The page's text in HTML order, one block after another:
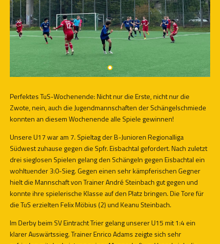
Perfektes TuS-Wochenende: Nicht nur die Erste, nicht nur die
Zwote, nein, auch die Jugendmannschaften der Schängelschmiede
konnten an diesem Wochenende alle Spiele gewinnen!
Unsere U17 war am 7. Spieltag der B-Junioren Regionalliga
Südwest zuhause gegen die Spfr. Eisbachtal gefordert. Nach zuletzt
drei sieglosen Spielen gelang den Schängeln gegen Eisbachtal ein
wohltuender 3:0-Sieg. Gegen einen sehr kämpferischen Gegner
hielt die Mannschaft von Trainer André Steinbach gut gegen und
konnte ihre spielerische Klasse auf den Platz bringen. Die Tore für
die TuS erzielten Felix Möbius (2) und Keanu Steinbach.
Im Derby beim SV Eintracht Trier gelang unserer U15 mit 1:4 ein
klarer Auswärtssieg. Trainer Enrico Adams zeigte sich sehr